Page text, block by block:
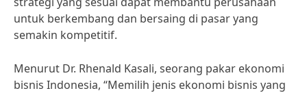
untuk berkembang dan bersaing di pasar yang
semakin kompetitif.
Menurut Dr. Rhenald Kasali, seorang pakar ekonomi
bisnis Indonesia, “Memilih jenis ekonomi bisnis yang